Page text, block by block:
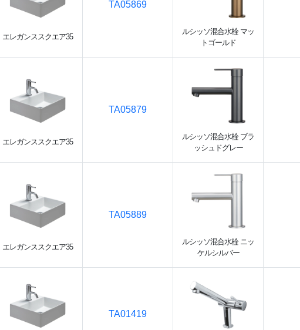
エレガンススクエア35
TA05869
ルシッソ混合水栓 マッ
トゴールド
エレガンススクエア35
TA05879
ルシッソ混合水栓 ブラ
ッシュドグレー
エレガンススクエア35
TA05889
ルシッソ混合水栓 ニッ
ケルシルバー
TA01419